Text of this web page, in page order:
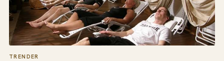
TRENDER